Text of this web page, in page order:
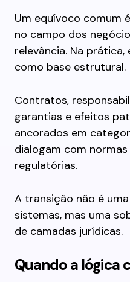
Um equívoco comum
no campo dos
relevância. Na
como base estrutural.
Contratos,
garantias e efeitos
ancorados em
dialogam com
regulatórias.
A transição não é
sistemas, mas uma
de camadas jurídicas.
Quando a lógica